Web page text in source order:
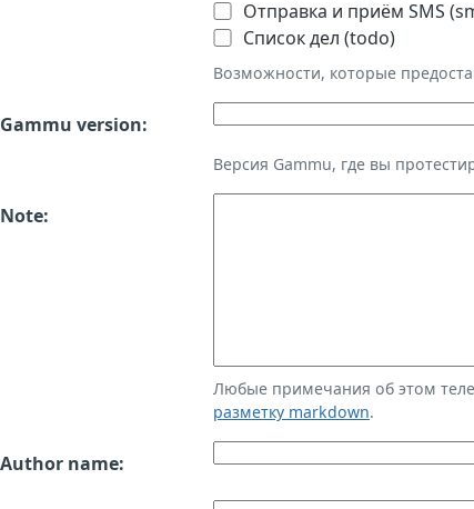
Отправка и приём SMS
Список дел (todo)
Возможности, которые
Gammu version:
Версия Gammu, где вы
Note:
Любые примечания об этом
разметку markdown.
Author name: